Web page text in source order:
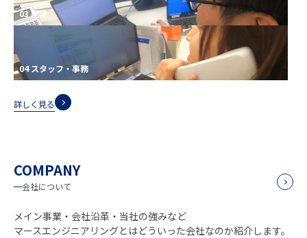
03 開発
04 スタッフ・事務
詳しく見る
COMPANY
会社について
メイン事業・会社沿革・当社の強みなど
マースエンジニアリングとはどういった会社なのか紹介します。